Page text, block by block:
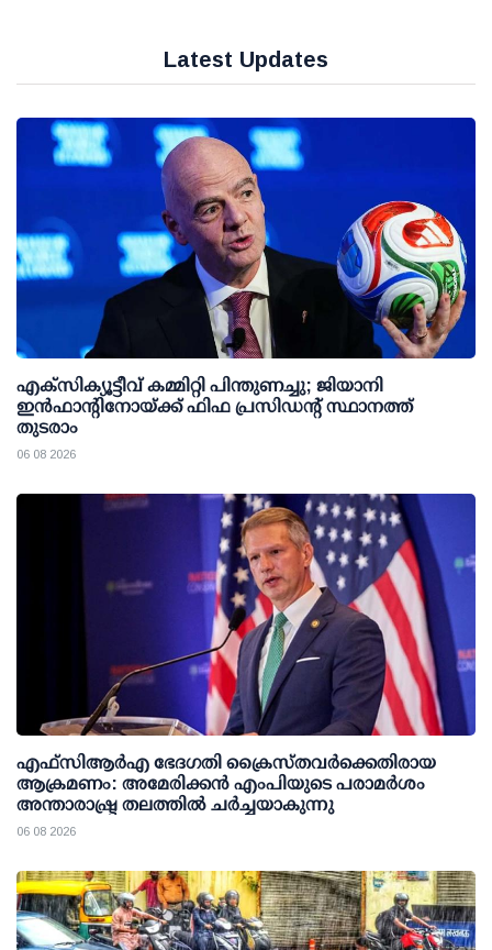
Latest Updates
എക്സിക്യൂട്ടീവ് കമ്മിറ്റി പിന്തുണച്ചു; ജിയാനി
ഇന്‍ഫാന്റിനോയ്ക്ക് ഫിഫ പ്രസിഡന്റ് സ്ഥാനത്ത്
തുടരാം
06 08 2026
എഫ്‌സി‌ആര്‍‌എ ഭേദഗതി ക്രൈസ്തവർക്കെതിരായ
ആക്രമണം: അമേരിക്കൻ എംപിയുടെ പരാമർശം
അന്താരാഷ്ട്ര തലത്തിൽ ചർച്ചയാകുന്നു
06 08 2026